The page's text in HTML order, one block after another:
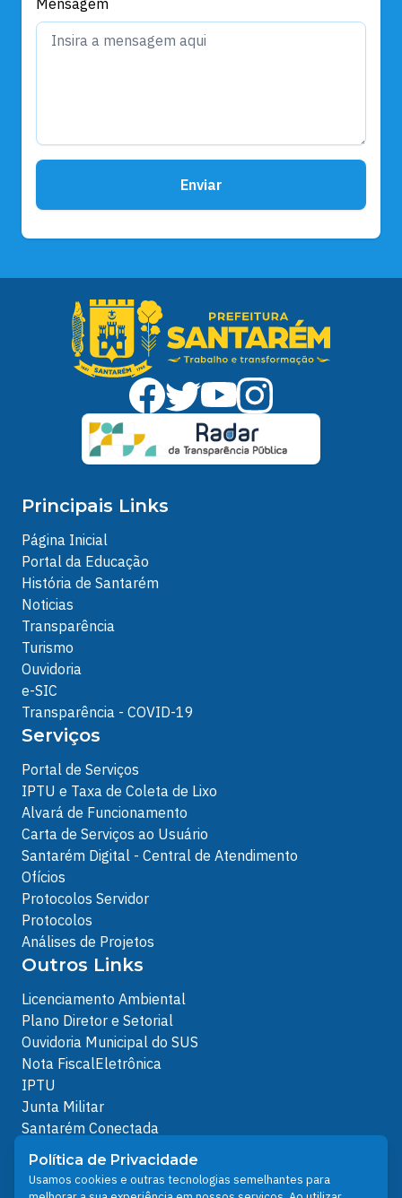
Mensagem
Enviar
Principais Links
Página Inicial
Portal da Educação
História de Santarém
Noticias
Transparência
Turismo
Ouvidoria
e-SIC
Transparência - COVID-19
Serviços
Portal de Serviços
IPTU e Taxa de Coleta de Lixo
Alvará de Funcionamento
Carta de Serviços ao Usuário
Santarém Digital - Central de Atendimento
Ofícios
Protocolos Servidor
Protocolos
Análises de Projetos
Outros Links
Licenciamento Ambiental
Plano Diretor e Setorial
Ouvidoria Municipal do SUS
Nota FiscalEletrônica
IPTU
Junta Militar
Santarém Conectada
Política de Privacidade
People illustrations by Storyset
Política de Privacidade
Usamos cookies e outras tecnologias semelhantes para